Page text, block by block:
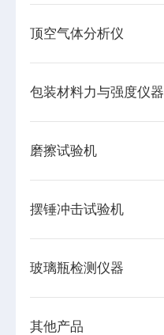
顶空气体分析仪
包装材料力与强度仪器
磨擦试验机
摆锤冲击试验机
玻璃瓶检测仪器
其他产品